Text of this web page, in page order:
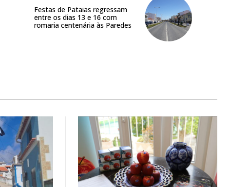
Festas de Pataias regressam
entre os dias 13 e 16 com
romaria centenária às Paredes